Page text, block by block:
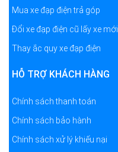
Mua xe đạp điện trả góp
Đổi xe đạp điện cũ lấy xe mới
Thay ắc quy xe đạp điện
HỖ TRỢ KHÁCH HÀNG
Chính sách thanh toán
Chính sách bảo hành
Chính sách xử lý khiếu nại